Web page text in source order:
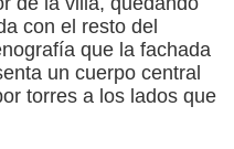
con el resto del
que la fachada
un cuerpo central
torres a los lados que